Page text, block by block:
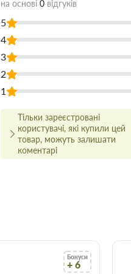
на основі 0 відгуків
5
4
3
2
1
Тільки зареєстровані
користувачі, які купили цей
товар, можуть залишати
коментарі
Бонуси
+ 6